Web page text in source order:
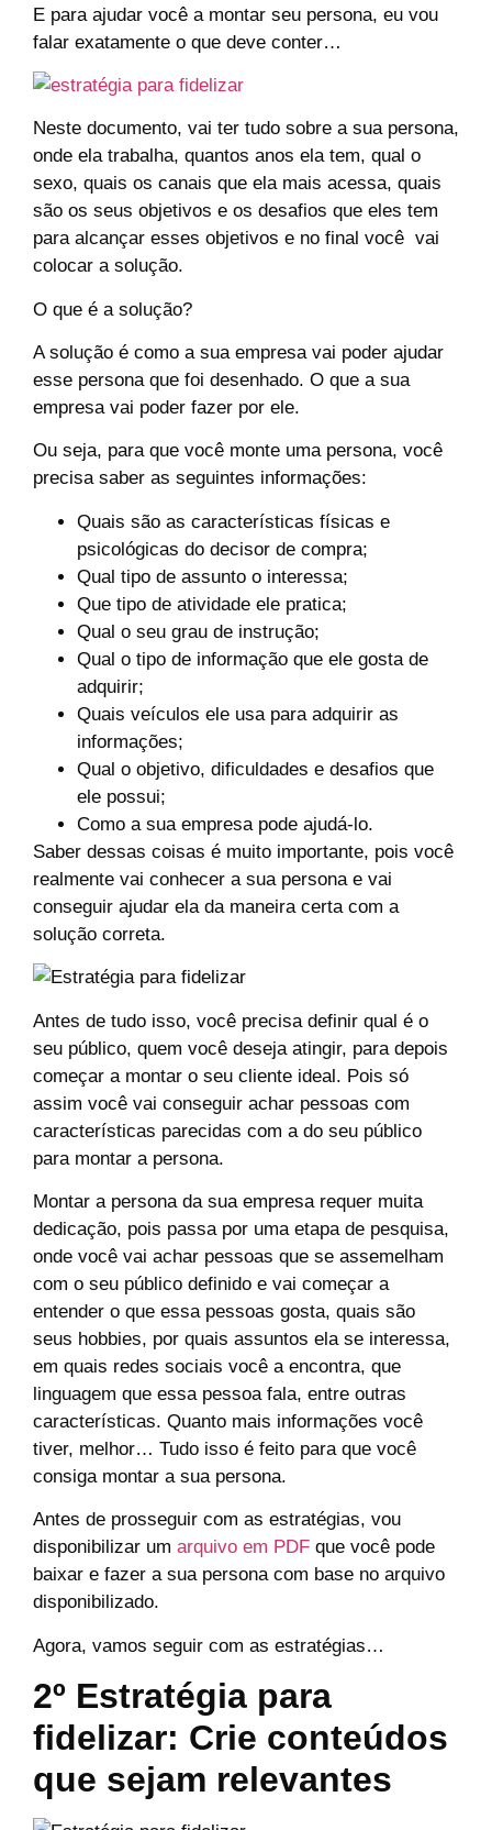
E para ajudar você a montar seu persona, eu vou
falar exatamente o que deve conter…
Neste documento, vai ter tudo sobre a sua persona,
onde ela trabalha, quantos anos ela tem, qual o
sexo, quais os canais que ela mais acessa, quais
são os seus objetivos e os desafios que eles tem
para alcançar esses objetivos e no final você vai
colocar a solução.
O que é a solução?
A solução é como a sua empresa vai poder ajudar
esse persona que foi desenhado. O que a sua
empresa vai poder fazer por ele.
Ou seja, para que você monte uma persona, você
precisa saber as seguintes informações:
Quais são as características físicas e
psicológicas do decisor de compra;
Qual tipo de assunto o interessa;
Que tipo de atividade ele pratica;
Qual o seu grau de instrução;
Qual o tipo de informação que ele gosta de
adquirir;
Quais veículos ele usa para adquirir as
informações;
Qual o objetivo, dificuldades e desafios que
ele possui;
Como a sua empresa pode ajudá-lo.
Saber dessas coisas é muito importante, pois você
realmente vai conhecer a sua persona e vai
conseguir ajudar ela da maneira certa com a
solução correta.
Antes de tudo isso, você precisa definir qual é o
seu público, quem você deseja atingir, para depois
começar a montar o seu cliente ideal. Pois só
assim você vai conseguir achar pessoas com
características parecidas com a do seu público
para montar a persona.
Montar a persona da sua empresa requer muita
dedicação, pois passa por uma etapa de pesquisa,
onde você vai achar pessoas que se assemelham
com o seu público definido e vai começar a
entender o que essa pessoas gosta, quais são
seus hobbies, por quais assuntos ela se interessa,
em quais redes sociais você a encontra, que
linguagem que essa pessoa fala, entre outras
características. Quanto mais informações você
tiver, melhor… Tudo isso é feito para que você
consiga montar a sua persona.
Antes de prosseguir com as estratégias, vou
disponibilizar um arquivo em PDF que você pode
baixar e fazer a sua persona com base no arquivo
disponibilizado.
Agora, vamos seguir com as estratégias…
2º Estratégia para
fidelizar: Crie conteúdos
que sejam relevantes